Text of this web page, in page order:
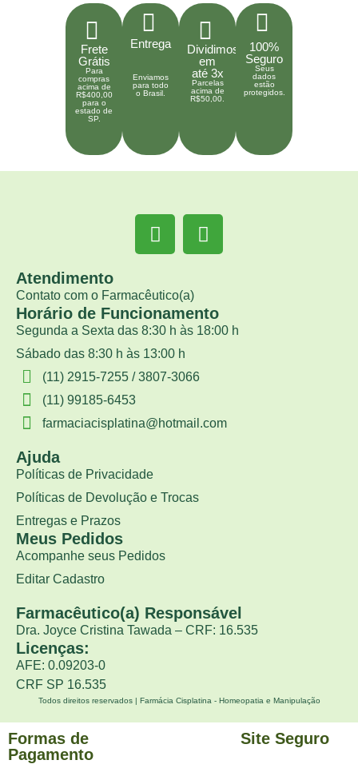
Frete
Grátis
Para
compras
acima de
R$400,00
para o
estado de
SP.
Entrega
Enviamos
para todo
o Brasil.
Dividimos
em
até 3x
Parcelas
acima de
R$50,00.
100%
Seguro
Seus
dados
estão
protegidos.
Atendimento
Contato com o Farmacêutico(a)
Horário de Funcionamento
Segunda a Sexta das 8:30 h às 18:00 h
Sábado das 8:30 h às 13:00 h
(11) 2915-7255 / 3807-3066
(11) 99185-6453
farmaciacisplatina@hotmail.com
Ajuda
Políticas de Privacidade
Políticas de Devolução e Trocas
Entregas e Prazos
Meus Pedidos
Acompanhe seus Pedidos
Editar Cadastro
Farmacêutico(a) Responsável
Dra. Joyce Cristina Tawada – CRF: 16.535
Licenças:
AFE: 0.09203-0
CRF SP 16.535
Todos direitos reservados | Farmácia Cisplatina - Homeopatia e Manipulação
Formas de
Pagamento
Site Seguro